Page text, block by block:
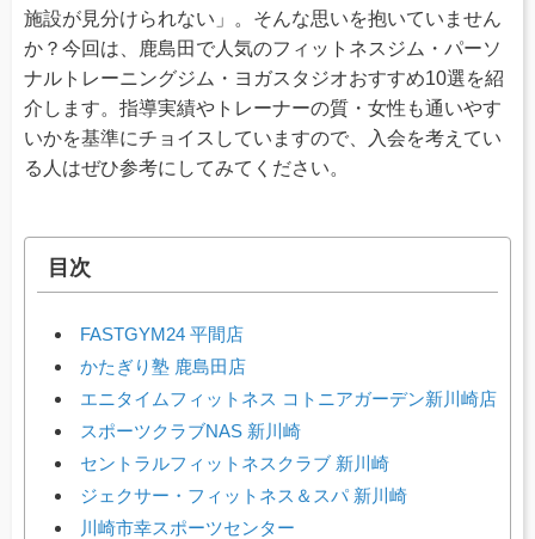
施設が見分けられない」。そんな思いを抱いていません
か？今回は、鹿島田で人気のフィットネスジム・パーソ
ナルトレーニングジム・ヨガスタジオおすすめ10選を紹
介します。指導実績やトレーナーの質・女性も通いやす
いかを基準にチョイスしていますので、入会を考えてい
る人はぜひ参考にしてみてください。
目次
FASTGYM24 平間店
かたぎり塾 鹿島田店
エニタイムフィットネス コトニアガーデン新川崎店
スポーツクラブNAS 新川崎
セントラルフィットネスクラブ 新川崎
ジェクサー・フィットネス＆スパ 新川崎
川崎市幸スポーツセンター